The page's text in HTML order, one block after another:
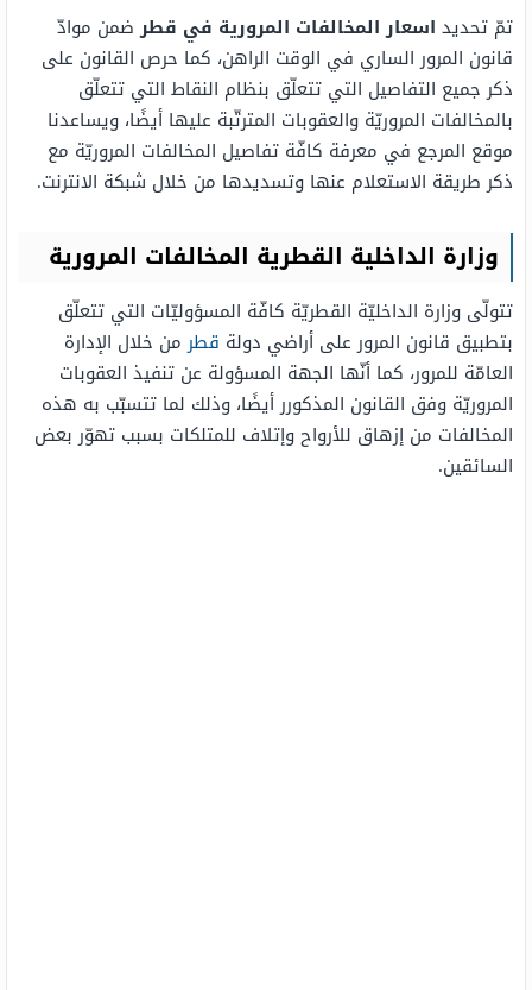
تمّ تحديد اسعار المخالفات المرورية في قطرضمن موادّ
قانون المرور الساري في الوقت الراهن، كما حرص القانون على
ذكر جميع التفاصيل التي تتعلّق بنظام النقاط التي تتعلّق
بالمخالفات المروريّة والعقوبات المترتّبة عليها أيضًا، ويساعدنا
موقع المرجع في معرفة كافّة تفاصيل المخالفات المروريّة مع
ذكر طريقة الاستعلام عنها وتسديدها من خلال شبكة الانترنت.
وزارة الداخلية القطرية المخالفات المرورية
تتولّى وزارة الداخليّة القطريّة كافّة المسؤوليّات التي تتعلّق
بتطبيق قانون المرور على أراضي دولة قطرمن خلال الإدارة
العامّة للمرور، كما أنّها الجهة المسؤولة عن تنفيذ العقوبات
المروريّة وفق القانون المذكورر أيضًا، وذلك لما تتسبّب به هذه
المخالفات من إزهاق للأرواح وإتلاف للمتلكات بسبب تهوّر بعض
السائقين.